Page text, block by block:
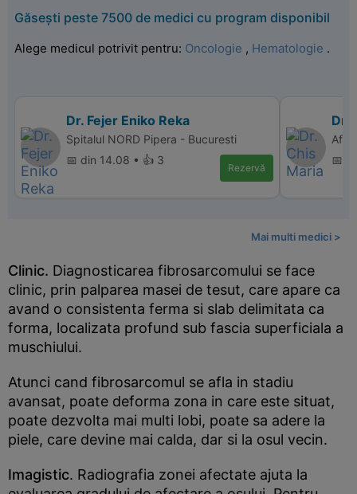
Găsești peste 7500 de medici cu program disponibil
Alege medicul potrivit pentru: Oncologie , Hematologie .
Dr. Fejer Eniko Reka
Spitalul NORD Pipera - Bucuresti
📅 din 14.08 • 👍 3
Rezervă
Dr.
📅
Mai multi medici >
Clinic. Diagnosticarea fibrosarcomului se face
clinic, prin palparea masei de tesut, care apare ca
avand o consistenta ferma si slab delimitata ca
forma, localizata profund sub fascia superficiala a
muschiului.
Atunci cand fibrosarcomul se afla in stadiu
avansat, poate deforma zona in care este situat,
poate dezvolta mai multi lobi, poate sa adere la
piele, care devine mai calda, dar si la osul vecin.
Imagistic. Radiografia zonei afectate ajuta la